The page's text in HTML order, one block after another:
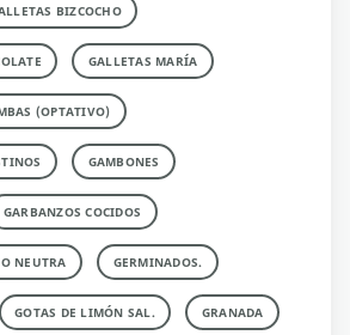
BIZCOCHO
GALLETAS MARÍA
(OPTATIVO)
GAMBONES
GARBANZOS COCIDOS
NEUTRA GERMINADOS.
GOTAS DE LIMÓN SAL. GRANADA